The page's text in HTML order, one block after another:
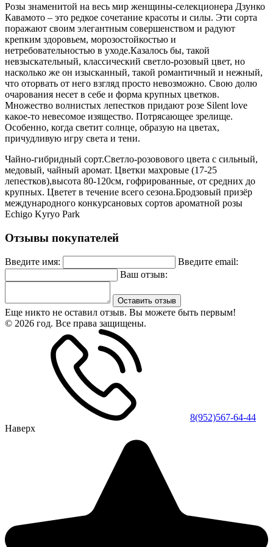
Розы знаменитой на весь мир женщины-селекционера Дзунко
Кавамото – это редкое сочетание красоты и силы. Эти сорта
поражают своим элегантным совершенством и радуют
крепким здоровьем, морозостойкостью и
нетребовательностью в уходе.Казалось бы, такой
невзыскательный, классический светло-розовый цвет, но
насколько же он изысканный, такой романтичный и нежный,
что оторвать от него взгляд просто невозможно. Свою долю
очарования несет в себе и форма крупных цветков.
Множество волнистых лепестков придают розе Silent love
какое-то невесомое изящество. Потрясающее зрелище.
Особенно, когда светит солнце, образую на цветах,
причудливую игру света и тени.
Чайно-гибридный сорт.Светло-розовового цвета с сильный,
медовый, чайный аромат. Цветки махровые (17-25
лепестков),высота 80-120см, гофрированные, от средних до
крупных. Цветет в течение всего сезона.Бродзовый призёр
международного конкурсановых сортов ароматной розы
Echigo Kyryo Park
Отзывы покупателей
Введите имя:
Введите email:
Ваш отзыв:
Оставить отзыв
Еще никто не оставил отзыв. Вы можете быть первым!
© 2026 год. Все права защищены.
8(952)567-64-44
Наверх